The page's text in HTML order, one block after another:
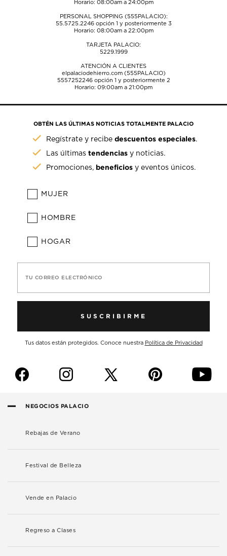
Horario: 08:00am a 24:00pm
PERSONAL SHOPPING (555PALACIO):
55.5725.2246opción 1 y posteriormente 3
Horario: 08:00am a 22:00pm
TARJETA PALACIO:
5229.1999
ATENCIÓN A CLIENTES
elpalaciodehierro.com (555PALACIO)
5557252246opción 1 y posteriormente 2
Horario: 09:00am a 21:00pm
OBTÉN LAS ÚLTIMAS NOTICIAS TOTALMENTE PALACIO
Regístrate y recibedescuentos especiales.
Las últimastendencias y noticias.
Promociones, beneficios y eventos únicos.
MUJER
HOMBRE
HOGAR
TU CORREO ELECTRÓNICO
SUSCRIBIRME
Tus datos están protegidos. Conoce nuestra Política de Privacidad
f i p y
NEGOCIOS PALACIO
Rebajas de Verano
Festival de Belleza
Vende en Palacio
Regreso a Clases